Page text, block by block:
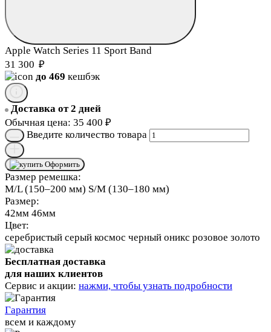
Apple Watch Series 11 Sport Band
31 300 ₽
до 469 кешбэк
Доставка от 2 дней
Обычная цена: 35 400 ₽
Введите количество товара
Оформить
Размер ремешка:
M/L (150–200 мм) S/M (130–180 мм)
Размер:
42мм 46мм
Цвет:
серебристый серый космос черный оникс розовое золото
Бесплатная доставка
для наших клиентов
Сервис и акции: нажми, чтобы узнать подробности
Гарантия
всем и каждому